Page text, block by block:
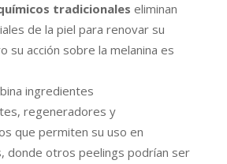
tradicionales eliminan
de la piel para renovar su
su acción sobre la melanina es
ingredientes
regeneradores y
que permiten su uso en
donde otros peelings podrían ser